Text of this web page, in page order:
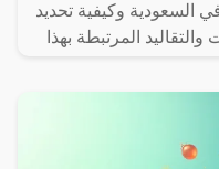
متى يبدأ رمضان 2025 في السعودية وكيفية تحديد
المرتبطة بهذا